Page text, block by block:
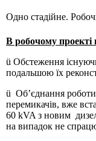
Одно стадійне.
В робочому проекті
ü Обстеження
подальшою їх
ü Об’єднання
перемикачів, вже
60 kVA з новим
на випадок не